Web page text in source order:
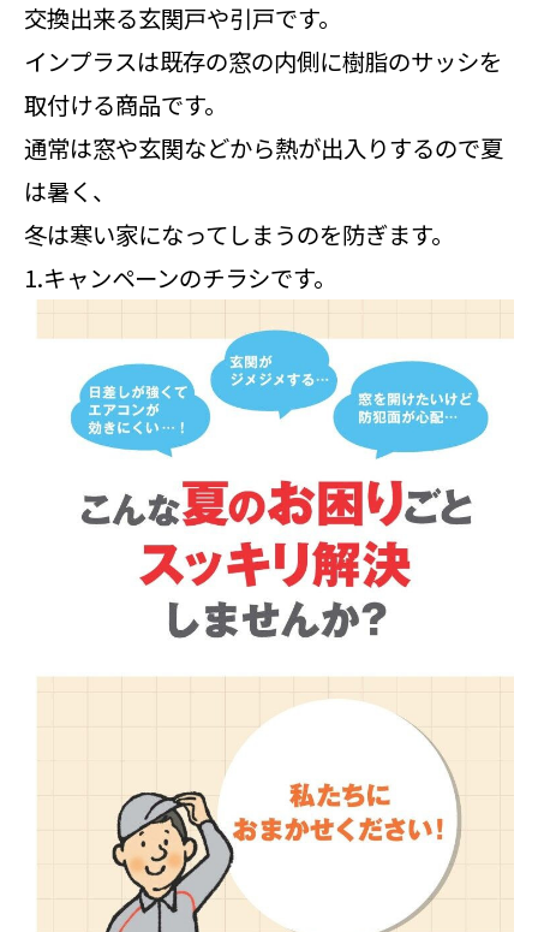
交換出来る玄関戸や引戸です。
インプラスは既存の窓の内側に樹脂のサッシを
取付ける商品です。
通常は窓や玄関などから熱が出入りするので夏
は暑く、
冬は寒い家になってしまうのを防ぎます。
1.キャンペーンのチラシです。